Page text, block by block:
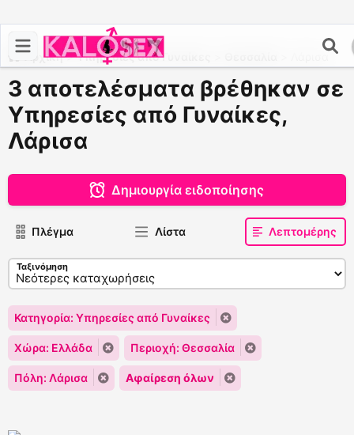
Αρχική >Υπηρεσίες από Γυναίκες
3 αποτελέσματα βρέθηκαν σε
Υπηρεσίες από Γυναίκες,
Λάρισα
Δημιουργία ειδοποίησης
Πλέγμα Λίστα Λεπτομέρης
Ταξινόμηση
Κατηγορία: Υπηρεσίες από Γυναίκες
Χώρα: Ελλάδα Περιοχή: Θεσσαλία
Πόλη: Λάρισα Αφαίρεση όλων